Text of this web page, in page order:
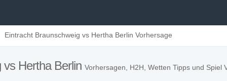
Eintracht Braunschweig vs Hertha Berlin Vorhersage
vs Hertha Berlin Vorhersagen, H2H, Wetten Tipps und Spiel